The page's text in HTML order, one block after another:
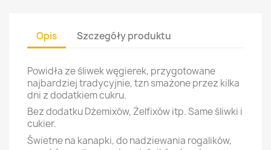
Opis Szczegóły produktu
Powidła ze śliwek węgierek, przygotowane
najbardziej tradycyjnie, tzn smażone przez kilka
dni z dodatkiem cukru.
Bez dodatku Dżemixów, Żelfixów itp. Same śliwki i
cukier.
Świetne na kanapki, do nadziewania rogalików,